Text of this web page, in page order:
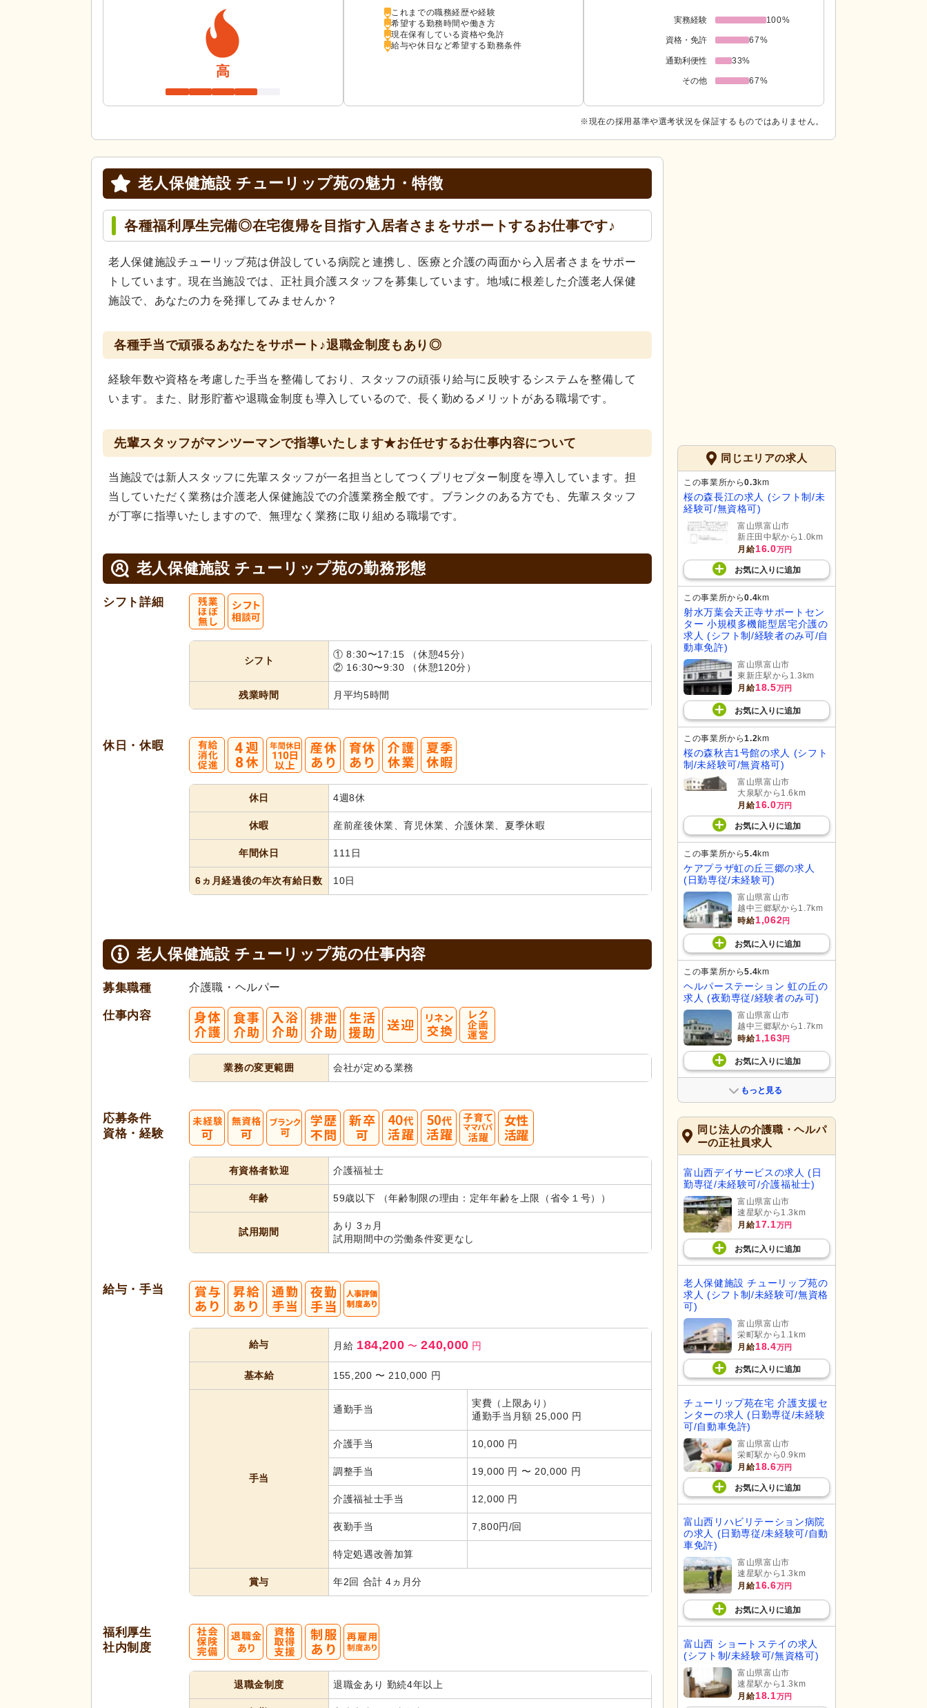
高
これまでの職務経歴や経験
希望する勤務時間や働き方
現在保有している資格や免許
給与や休日など希望する勤務条件
実務経験 100%
資格・免許 67%
通勤利便性 33%
その他 67%
※現在の採用基準や選考状況を保証するものではありません。
老人保健施設 チューリップ苑の魅力・特徴
各種福利厚生完備◎在宅復帰を目指す入居者さまをサポートするお仕事です♪
老人保健施設チューリップ苑は併設している病院と連携し、医療と介護の両面から入居者さまをサポー
トしています。現在当施設では、正社員介護スタッフを募集しています。地域に根差した介護老人保健
施設で、あなたの力を発揮してみませんか？
各種手当で頑張るあなたをサポート♪退職金制度もあり◎
経験年数や資格を考慮した手当を整備しており、スタッフの頑張り給与に反映するシステムを整備して
います。また、財形貯蓄や退職金制度も導入しているので、長く勤めるメリットがある職場です。
先輩スタッフがマンツーマンで指導いたします★お任せするお仕事内容について
当施設では新人スタッフに先輩スタッフが一名担当としてつくプリセプター制度を導入しています。担
当していただく業務は介護老人保健施設での介護業務全般です。ブランクのある方でも、先輩スタッフ
が丁寧に指導いたしますので、無理なく業務に取り組める職場です。
老人保健施設 チューリップ苑の勤務形態
シフト詳細
シフト
① 8:30〜17:15 （休憩45分）
② 16:30〜9:30 （休憩120分）
残業時間 月平均5時間
休日・休暇
休日 4週8休
休暇 産前産後休業、育児休業、介護休業、夏季休暇
年間休日 111日
6ヵ月経過後の年次有給日数 10日
老人保健施設 チューリップ苑の仕事内容
募集職種 介護職・ヘルパー
仕事内容
業務の変更範囲 会社が定める業務
応募条件
資格・経験
有資格者歓迎 介護福祉士
年齢 59歳以下 （年齢制限の理由：定年年齢を上限（省令１号））
試用期間
あり 3ヵ月
試用期間中の労働条件変更なし
給与・手当
給与 月給 184,200 〜 240,000 円
基本給 155,200 〜 210,000 円
手当
通勤手当
実費（上限あり）
通勤手当月額 25,000 円
介護手当 10,000 円
調整手当 19,000 円 〜 20,000 円
介護福祉士手当 12,000 円
夜勤手当 7,800円/回
特定処遇改善加算
賞与 年2回 合計 4ヵ月分
福利厚生
社内制度
退職金制度 退職金あり 勤続4年以上
同じエリアの求人
この事業所から0.3km
桜の森長江の求人 (シフト制/未
経験可/無資格可)
富山県富山市
新庄田中駅から1.0km
月給16.0万円
お気に入り に追加
この事業所から0.4km
射水万葉会天正寺サポートセン
ター 小規模多機能型居宅介護の
求人 (シフト制/経験者のみ可/自
動車免許)
富山県富山市
東新庄駅から1.3km
月給18.5万円
お気に入り に追加
この事業所から1.2km
桜の森秋吉1号館の求人 (シフト
制/未経験可/無資格可)
富山県富山市
大泉駅から1.6km
月給16.0万円
お気に入り に追加
この事業所から5.4km
ケアプラザ虹の丘三郷の求人
(日勤専従/未経験可)
富山県富山市
越中三郷駅から1.7km
時給1,062円
お気に入り に追加
この事業所から5.4km
ヘルパーステーション 虹の丘の
求人 (夜勤専従/経験者のみ可)
富山県富山市
越中三郷駅から1.7km
時給1,163円
お気に入り に追加
もっと見る
同じ法人の介護職・ヘルパ
ーの正社員求人
富山西デイサービスの求人 (日
勤専従/未経験可/介護福祉士)
富山県富山市
速星駅から1.3km
月給17.1万円
お気に入り に追加
老人保健施設 チューリップ苑の
求人 (シフト制/未経験可/無資格
可)
富山県富山市
栄町駅から1.1km
月給18.4万円
お気に入り に追加
チューリップ苑在宅 介護支援セ
ンターの求人 (日勤専従/未経験
可/自動車免許)
富山県富山市
栄町駅から0.9km
月給18.6万円
お気に入り に追加
富山西リハビリテーション病院
の求人 (日勤専従/未経験可/自動
車免許)
富山県富山市
速星駅から1.3km
月給16.6万円
お気に入り に追加
富山西 ショートステイの求人
(シフト制/未経験可/無資格可)
富山県富山市
速星駅から1.3km
月給18.1万円